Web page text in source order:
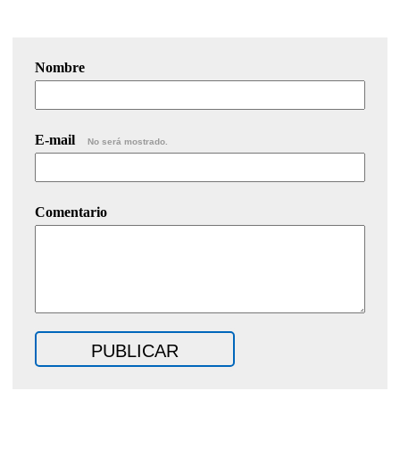
Nombre
E-mail No será mostrado.
Comentario